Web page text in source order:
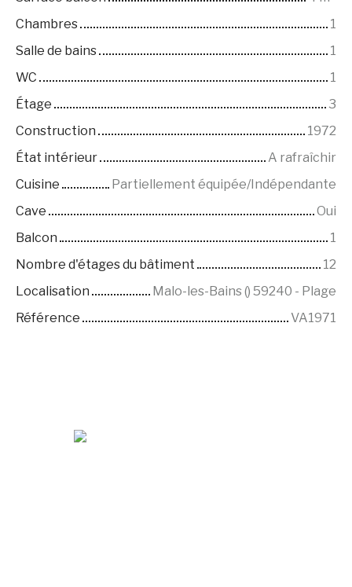
Chambres
1
Salle de bains
1
WC
1
Étage
3
Construction
1972
État intérieur
A rafraîchir
Cuisine
Partiellement équipée/Indépendante
Cave
Oui
Balcon
1
Nombre d'étages du bâtiment
12
Localisation
Malo-les-Bains () 59240 - Plage
Référence
VA1971